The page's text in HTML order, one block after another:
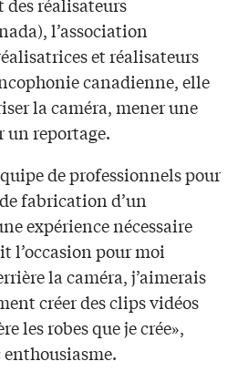
des réalisateurs
l’association
et réalisateurs
canadienne, elle
la caméra, mener une
un reportage.
de professionnels pour
fabrication d’un
expérience nécessaire
l’occasion pour moi
la caméra, j’aimerais
créer des clips vidéos
les robes que je crée»,